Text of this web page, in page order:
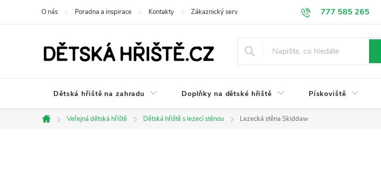
777 585 265
O nás Poradna a inspirace Kontakty Zákaznický servis Doprava a platba Obchodní podmínky
Dětská hřiště na zahradu Doplňky na dětské hřiště Pískoviště
Domů
Veřejná dětská hřiště Dětská hřiště s lezecí stěnou Lezecká stěna Skiddaw